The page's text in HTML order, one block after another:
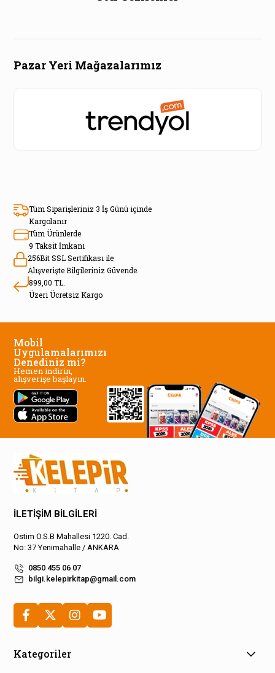
Pazar Yeri Mağazalarımız
Tüm Siparişleriniz 3 İş Günü içinde
Kargolanır
Tüm Ürünlerde
9 Taksit İmkanı
256Bit SSL Sertifikası ile
Alışverişte Bilgileriniz Güvende.
899,00 TL.
Üzeri Ücretsiz Kargo
Mobil
Uygulamalarımızı
Denediniz mi?
Hemen indirin,
alışverişe başlayın.
İLETİŞİM BİLGİLERİ
Ostim O.S.B Mahallesi 1220. Cad.
No: 37 Yenimahalle / ANKARA
0850 455 06 07
bilgi.kelepirkitap@gmail.com
Kategoriler